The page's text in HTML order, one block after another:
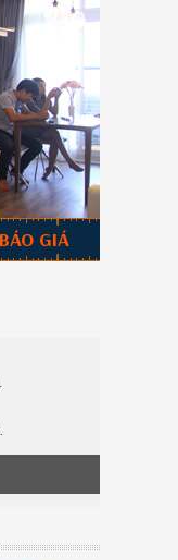
BÁO GIÁ